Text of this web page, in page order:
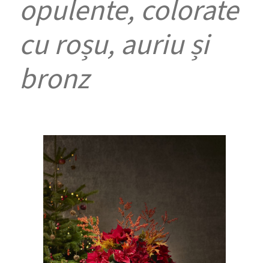
opulente, colorate
cu roșu, auriu și
bronz